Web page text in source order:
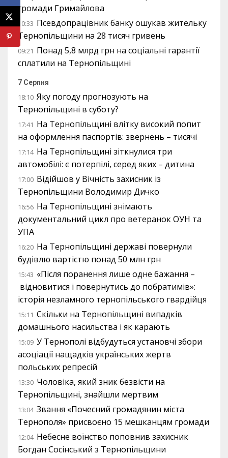
громади Гримайлова
10:33 Псевдопрацівник банку ошукав жительку
Тернопільщини на 28 тисяч гривень
09:21 Понад 5,8 млрд грн на соціальні гарантії
сплатили на Тернопільщині
7 Серпня
18:10 Яку погоду прогнозують на
Тернопільщині в суботу?
17:41 На Тернопільщині влітку високий попит
на оформлення паспортів: звернень – тисячі
17:14 На Тернопільщині зіткнулися три
автомобілі: є потерпілі, серед яких – дитина
17:00 Відійшов у Вічність захисник із
Тернопільщини Володимир Дичко
16:56 На Тернопільщині знімають
документальний цикл про ветеранок ОУН та
УПА
16:20 На Тернопільщині державі повернули
будівлю вартістю понад 50 млн грн
15:43 «Після поранення лише одне бажання –
відновитися і повернутись до побратимів»:
історія незламного тернопільського гвардійця
15:11 Скільки на Тернопільщині випадків
домашнього насильства і як карають
15:09 У Тернополі відбудуться установчі збори
асоціації нащадків українських жертв
польських репресій
13:30 Чоловіка, який зник безвісти на
Тернопільщині, знайшли мертвим
13:04 Звання «Почесний громадянин міста
Тернополя» присвоєно 15 мешканцям громади
12:04 Небесне воїнство поповнив захисник
Богдан Сосінський з Тернопільщини